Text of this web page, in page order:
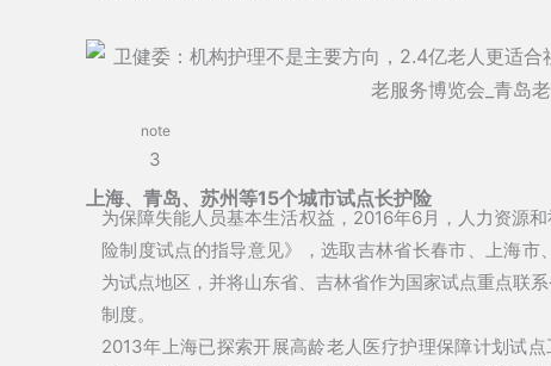
note
3
上海、青岛、苏州等15个城市试点长护险
为保障失能人员基本生活权益，2016年6月，人力资源
险制度试点的指导意见》，选取吉林省长春市、上海
为试点地区，并将山东省、吉林省作为国家试点重点联
制度。
2013年上海已探索开展高龄老人医疗护理保障计划试